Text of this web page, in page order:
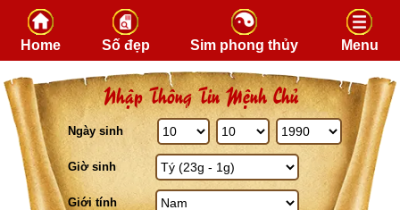
Skip to content
Home Số đẹp Sim phong thủy Menu
Nhập Thông Tin Mệnh Chủ
Ngày sinh
Giờ sinh
Giới tính